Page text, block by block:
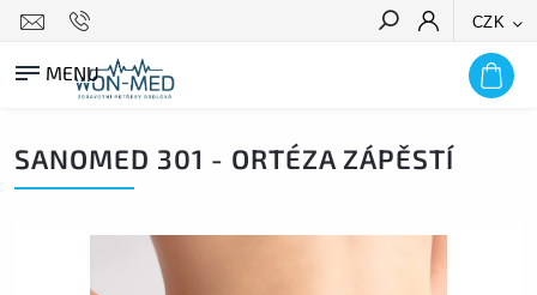
CZK
HLEDAT
SANOMED 301 - ORTÉZA ZÁPĚSTÍ